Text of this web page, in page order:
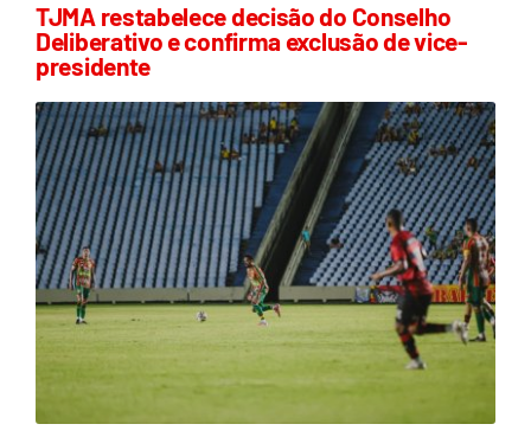
TJMA restabelece decisão do Conselho
Deliberativo e confirma exclusão de vice-
presidente